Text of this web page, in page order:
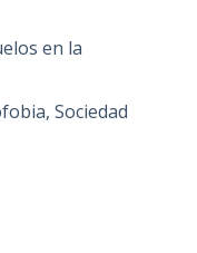
en la
Sociedad